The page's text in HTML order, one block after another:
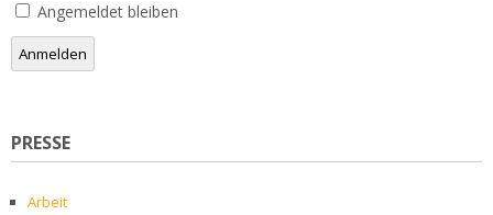
Angemeldet bleiben
Anmelden
PRESSE
Arbeit